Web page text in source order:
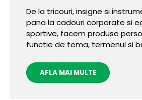
De la tricouri, insigne si
pana la cadouri corporate si
sportive, facem produse
functie de tema, termenul si
AFLA MAI MULTE